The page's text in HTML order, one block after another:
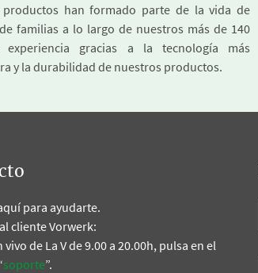
productos han formado parte de la vida de
familias a lo largo de nuestros más de 140
experiencia gracias a la tecnología más
y la durabilidad de nuestros productos.
para ayudarte.
cliente Vorwerk:
vivo de La V de 9.00 a 20.00h, pulsa en el
soporte”.